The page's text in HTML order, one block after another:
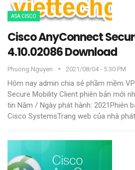
ASA CISCO
Cisco AnyConnect
4.10.02086 Download
Phuong.nguyen 2021/08/04 - 5:30 PM
Hôm nay admin chia sẻ phầm mềm
Secure Mobility Client phiên bản mới
tin Năm / Ngày phát hành: 2021Phiên
Cisco SystemsTrang web của nhà